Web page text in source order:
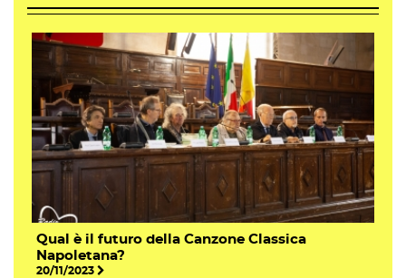
Qual è il futuro della Canzone Classica
Napoletana?
20/11/2023